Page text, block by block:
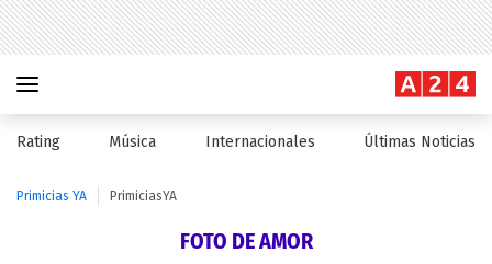
Rating Música Internacionales Últimas Noticias
Primicias YA PrimiciasYA
FOTO DE AMOR